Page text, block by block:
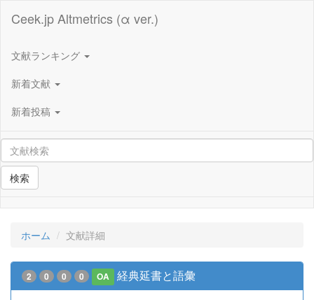
Ceek.jp Altmetrics (α ver.)
文献ランキング
新着文献
新着投稿
検索
ホーム 文献詳細
2 0 0 0 OA 経典延書と語彙